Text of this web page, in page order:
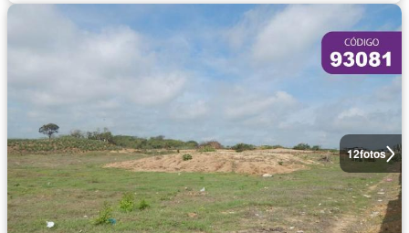
12fotos